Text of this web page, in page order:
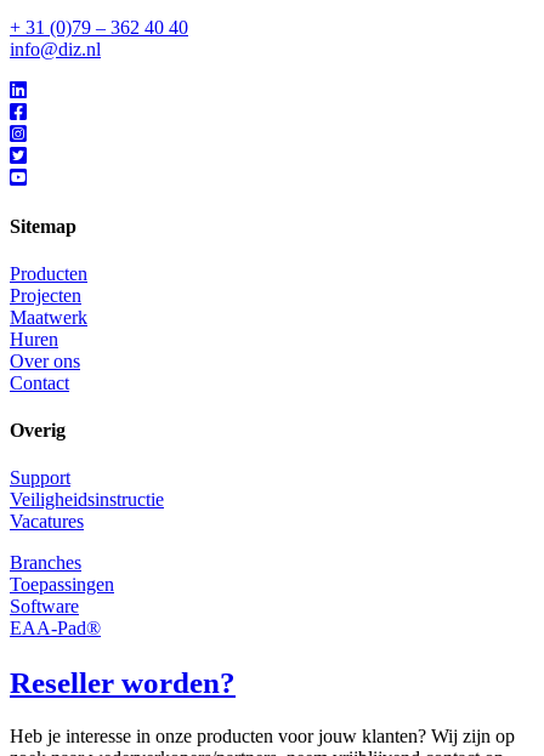
+ 31 (0)79 – 362 40 40
info@diz.nl
Sitemap
Producten
Projecten
Maatwerk
Huren
Over ons
Contact
Overig
Support
Veiligheidsinstructie
Vacatures
Branches
Toepassingen
Software
EAA-Pad®
Reseller worden?
Heb je interesse in onze producten voor jouw klanten? Wij zijn op